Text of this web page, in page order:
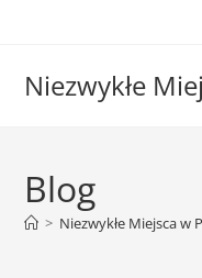
Niezwykłe
Blog
> Niezwykłe Miejsca w